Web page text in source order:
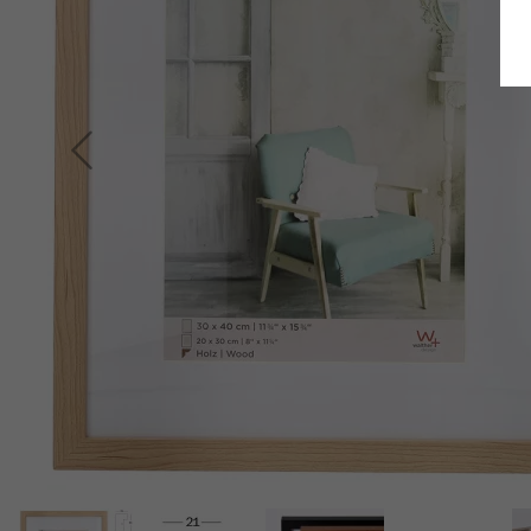
Retour